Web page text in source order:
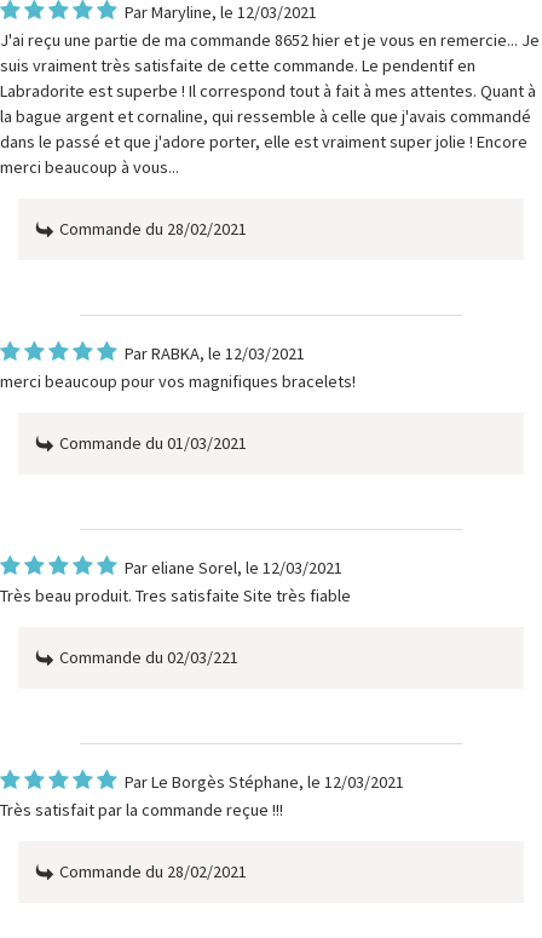
ParMaryline, le 12/03/2021
J'ai reçu une partie de ma commande 8652 hier et je vous en remercie... Je
suis vraiment très satisfaite de cette commande. Le pendentif en
Labradorite est superbe ! Il correspond tout à fait à mes attentes. Quant à
la bague argent et cornaline, qui ressemble à celle que j'avais commandé
dans le passé et que j'adore porter, elle est vraiment super jolie ! Encore
merci beaucoup à vous...
Commande du 28/02/2021
ParRABKA, le 12/03/2021
merci beaucoup pour vos magnifiques bracelets!
Commande du 01/03/2021
Pareliane Sorel, le 12/03/2021
Très beau produit. Tres satisfaite Site très fiable
Commande du 02/03/221
ParLe Borgès Stéphane, le 12/03/2021
Très satisfait par la commande reçue !!!
Commande du 28/02/2021